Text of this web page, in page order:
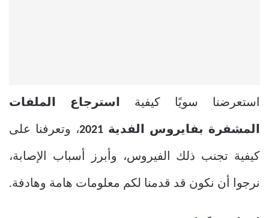
استعرضنا سويًا كيفية استرجاع الملفات
المشفرة بفايروس الفدية 2021 ، وتعرفنا على
كيفية تجنب ذلك الفيروس، وأبرز أسباب الإصابة،
نرجوا أن نكون قد قدمنا لكم معلومات هامة وهادفة.